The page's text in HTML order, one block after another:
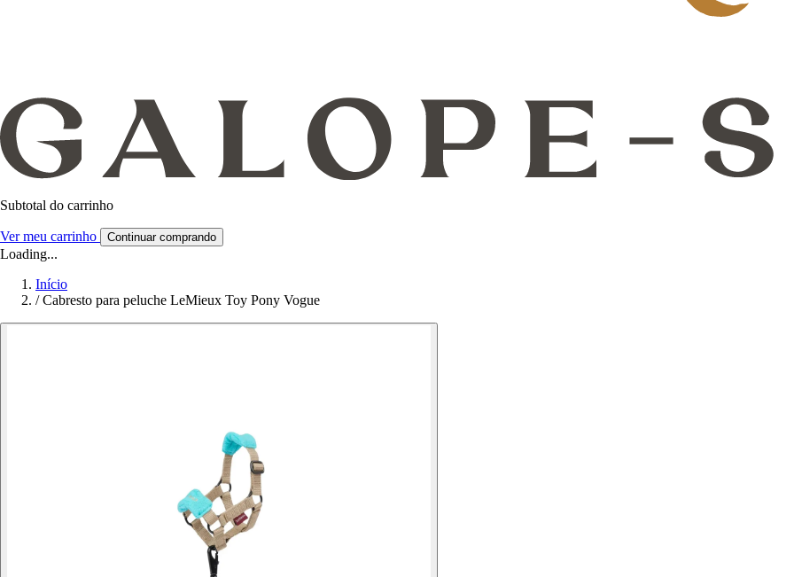
Subtotal do carrinho
Ver meu carrinho Continuar comprando
Loading...
Início
/ Cabresto para peluche LeMieux Toy Pony Vogue